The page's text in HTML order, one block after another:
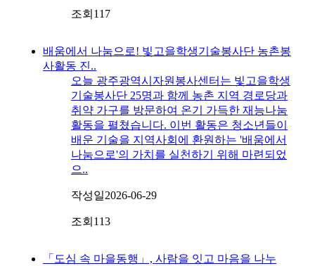
조회 117
배움에서 나눔으로! 빛고을학생기술봉사단 농촌봉
사활동 진..
오늘 광주광역시자원봉사센터는 빛고을학생
기술봉사단 25명과 함께 농촌 지역 경로당과
취약 가구를 방문하여 온기 가득한 재능나눔
활동을 펼쳤습니다. 이번 활동은 청소년들이
배운 기술을 지역사회에 환원하는 '배움에서
나눔으로'의 가치를 실천하기 위해 마련되었
으..
작성일2026-06-29
조회 113
「도심 속 마을동행」, 사람을 잇고 마음을 나누